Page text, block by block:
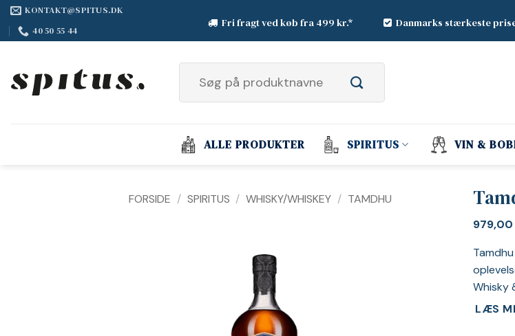
Fortsæt
indhold
KONTAKT@SPITUS.DK
40 50 55 44
Fri fragt ved køb fra 499 kr.* Danmarks stærkeste
efter:
ALLE PRODUKTER SPIRITUS VIN &
FORSIDE / SPIRITUS / WHISKY/WHISKEY / TAMDHU
979,00
Whisky
LÆS